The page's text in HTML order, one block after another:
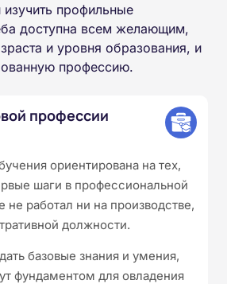
профильные
доступна всем желающим,
и уровня образования, и
профессию.
профессии
ориентирована на тех,
шаги в профессиональной
не работал ни на производстве,
должности.
базовые знания и умения,
фундаментом для овладения